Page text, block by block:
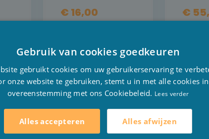
€ 16,00
KOOP NU
€
Gebruik van cookies goedkeuren
gebruikt cookies om uw gebruikerservaring te
onze website te gebruiken, stemt u in met alle cookies in
overeenstemming met ons Cookiebeleid. Lees verder
Alles accepteren Alles afwijzen